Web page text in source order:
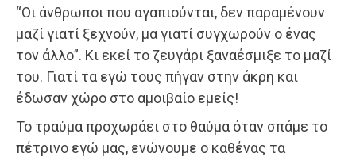
“Οι άνθρωποι που αγαπιούνται, δεν παραμένουν
μαζί γιατί ξεχνούν, μα γιατί συγχωρούν ο ένας
τον άλλο”. Κι εκεί το ζευγάρι ξαναέσμιξε το μαζί
του. Γιατί τα εγώ τους πήγαν στην άκρη και
έδωσαν χώρο στο αμοιβαίο εμείς!
Το τραύμα προχωράει στο θαύμα όταν σπάμε το
πέτρινο εγώ μας, ενώνουμε ο καθένας τα